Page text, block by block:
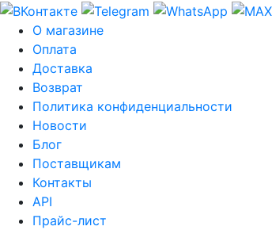
О магазине
Оплата
Доставка
Возврат
Политика конфиденциальности
Новости
Блог
Поставщикам
Контакты
API
Прайс-лист